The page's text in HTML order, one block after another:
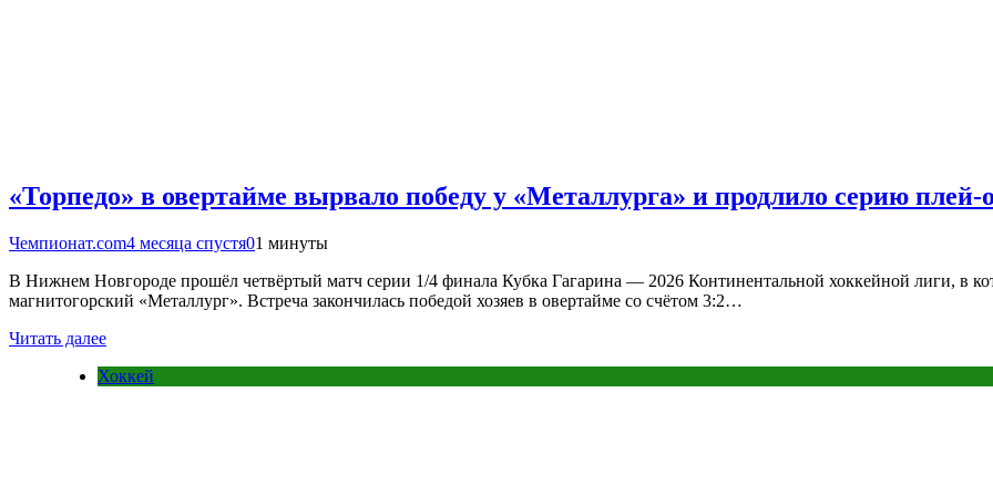
«Торпедо» в овертайме вырвало победу у «Металлурга» и продлило серию
Чемпионат.com4 месяца спустя01 минуты
В Нижнем Новгороде прошёл четвёртый матч серии 1/4 финала Кубка Гагарина — 2026 Континентальной хоккейной лиги, в
магнитогорский «Металлург». Встреча закончилась победой хозяев в овертайме со счётом 3:2…
Читать далее
Хоккей